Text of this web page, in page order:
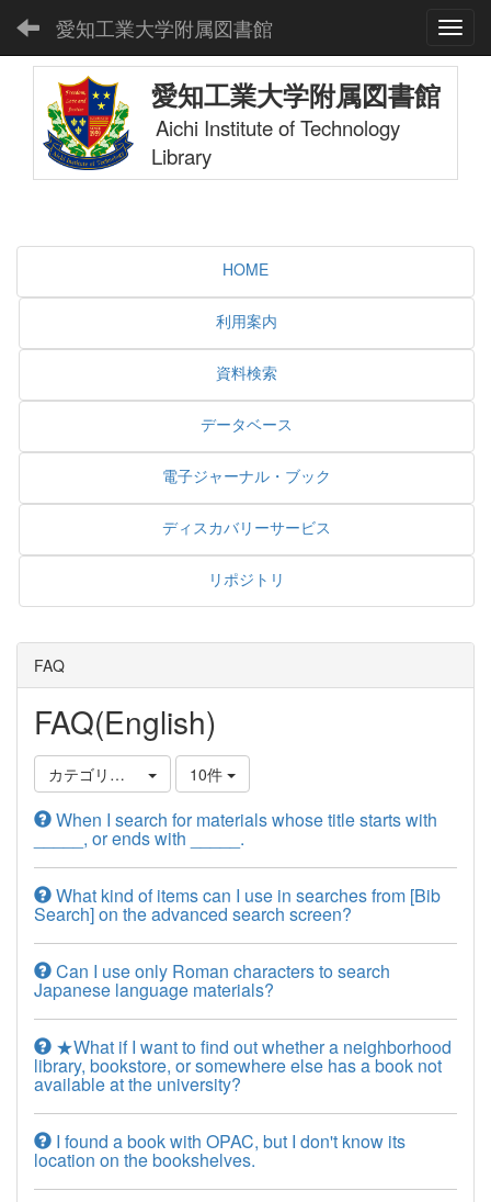
愛知工業大学附属図書館
愛知工業大学附属図書館
Aichi Institute of Technology
Library
HOME
利用案内
資料検索
データベース
電子ジャーナル・ブック
ディスカバリーサービス
リポジトリ
FAQ
FAQ(English)
カテゴリ選択 10件
When I search for materials whose title starts with
_____, or ends with _____.
What kind of items can I use in searches from [Bib
Search] on the advanced search screen?
Can I use only Roman characters to search
Japanese language materials?
★What if I want to find out whether a neighborhood
library, bookstore, or somewhere else has a book not
available at the university?
I found a book with OPAC, but I don't know its
location on the bookshelves.